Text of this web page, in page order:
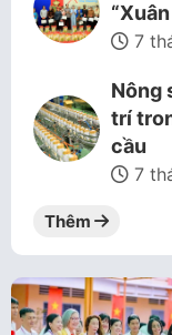
7
Nông
trí
cầu
7
Thêm